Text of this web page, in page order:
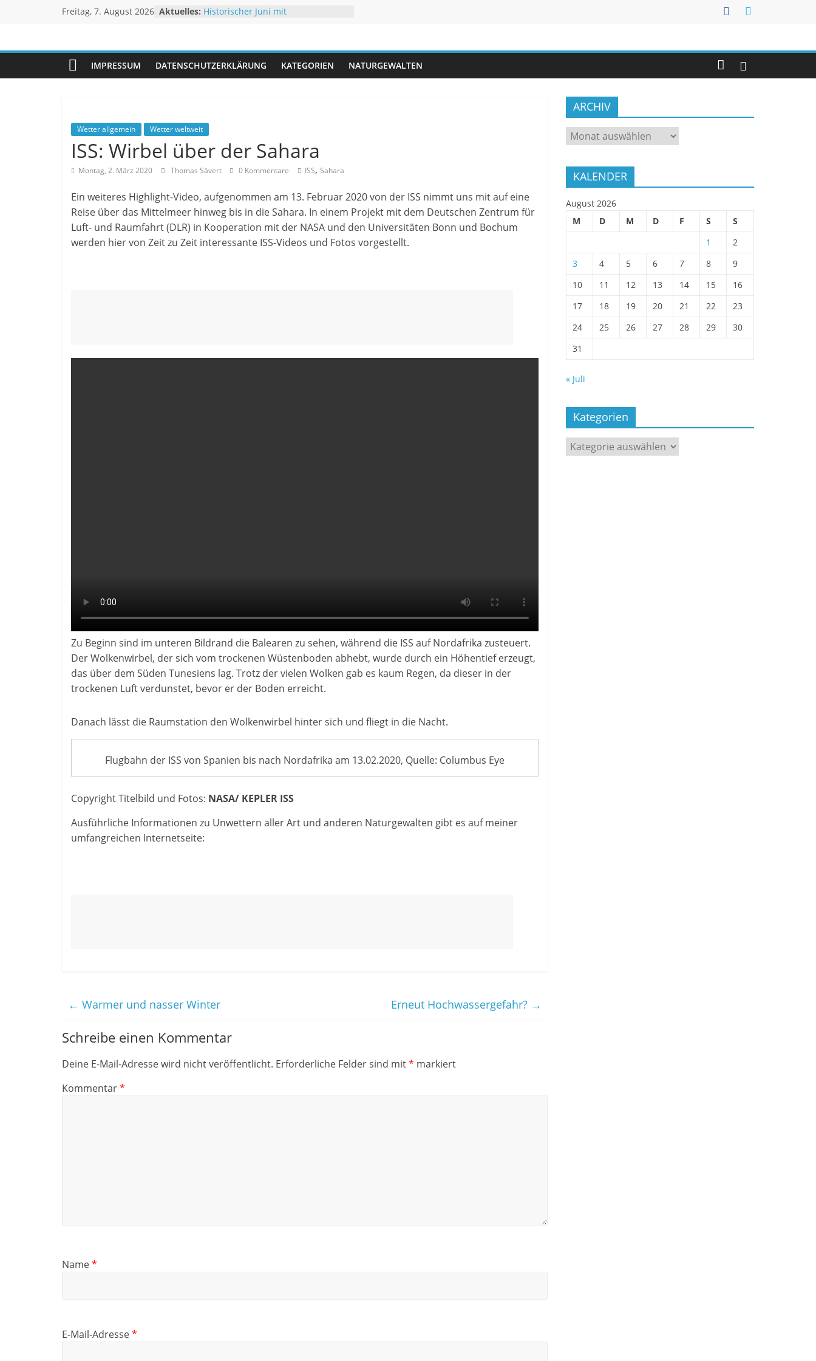
Freitag, 7. August 2026 Aktuelles: Historischer Juni mit
Rheinpegel mit neuen Rekorden
Sturm BERTHA trifft USA
Extremes Niedrigwasser – kaum
Unwetteragentur
powered
IMPRESSUM DATENSCHUTZERKLÄRUNG KATEGORIEN NATURGEWALTEN
Wetter allgemein Wetter weltweit
ISS: Wirbel über der Sahara
Montag, 2. März 2020 Thomas Sävert 0 Kommentare ISS, Sahara
Ein weiteres Highlight-Video, aufgenommen am 13. Februar 2020 von der ISS nimmt uns mit auf eine
Reise über das Mittelmeer hinweg bis in die Sahara. In einem Projekt mit dem Deutschen Zentrum für
Luft- und Raumfahrt (DLR) in Kooperation mit der NASA und den Universitäten Bonn und Bochum
werden hier von Zeit zu Zeit interessante ISS-Videos und Fotos vorgestellt.
Zu Beginn sind im unteren Bildrand die Balearen zu sehen, während die ISS auf Nordafrika zusteuert.
Der Wolkenwirbel, der sich vom trockenen Wüstenboden abhebt, wurde durch ein Höhentief erzeugt,
das über dem Süden Tunesiens lag. Trotz der vielen Wolken gab es kaum Regen, da dieser in der
trockenen Luft verdunstet, bevor er der Boden erreicht.
Danach lässt die Raumstation den Wolkenwirbel hinter sich und fliegt in die Nacht.
Flugbahn der ISS von Spanien bis nach Nordafrika am 13.02.2020, Quelle: Columbus Eye
Copyright Titelbild und Fotos: NASA/ KEPLER ISS
Ausführliche Informationen zu Unwettern aller Art und anderen Naturgewalten gibt es auf meiner
umfangreichen Internetseite:
← Warmer und nasser Winter Erneut Hochwassergefahr? →
Schreibe einen Kommentar
Deine E-Mail-Adresse wird nicht veröffentlicht. Erforderliche Felder sind mit* markiert
Kommentar*
Name*
E-Mail-Adresse*
ARCHIV
ARCHIV
KALENDER
August 2026
M
D M D F S
S
1
2
3
4 5 6 7 8
9
10
11 12 13 14 15
16
17
18 19 20 21 22
23
24
25 26 27 28 29
30
31
« Juli
Kategorien
Kategorien